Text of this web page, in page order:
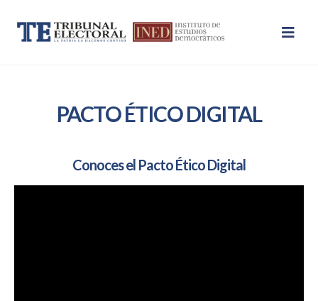
PACTO ÉTICO DIGITAL
Conoces el Pacto Ético Digital